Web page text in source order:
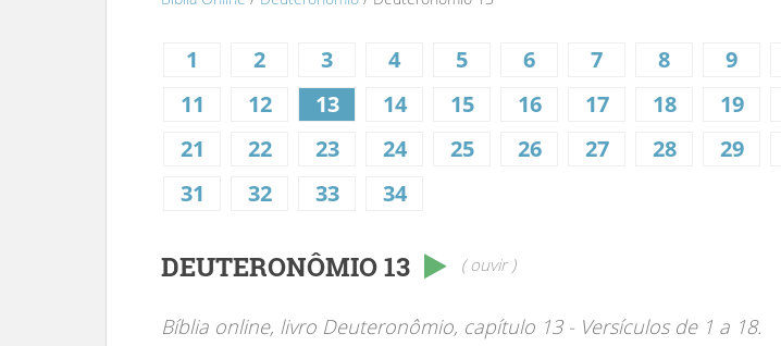
1 2 3 4 5 6 7 8 9
11
12 13 14 15 16 17 18 19
21
22 23 24 25 26 27 28 29
31
32 33 34
DEUTERONÔMIO 13 ( ouvir )
Bíblia online, livro Deuteronômio, capítulo 13 - Versículos de 1 a 18.